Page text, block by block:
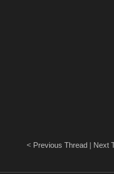
< Previous Thread| Next